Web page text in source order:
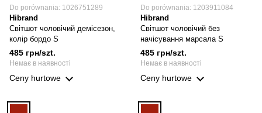
Do porównania: 1026751289
Hibrand
Світшот чоловічий демісезон,
колір бордо S
485 грн/szt.
Немає в наявності
Ceny hurtowe
Do porównania: 1203911084
Hibrand
Світшот чоловічий без
начісування марсала S
485 грн/szt.
Немає в наявності
Ceny hurtowe